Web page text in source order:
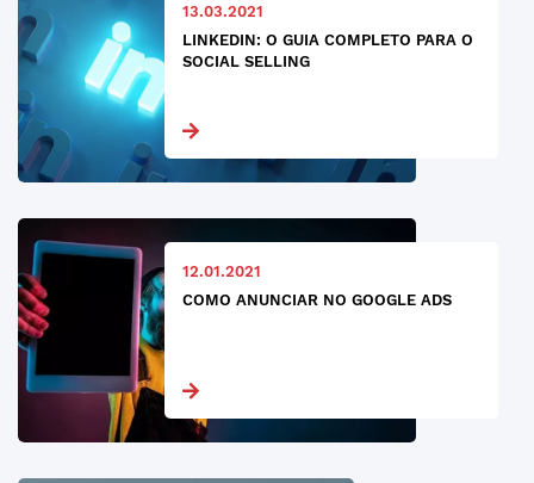
13.03.2021
LINKEDIN: O GUIA COMPLETO PARA O
SOCIAL SELLING
12.01.2021
COMO ANUNCIAR NO GOOGLE ADS